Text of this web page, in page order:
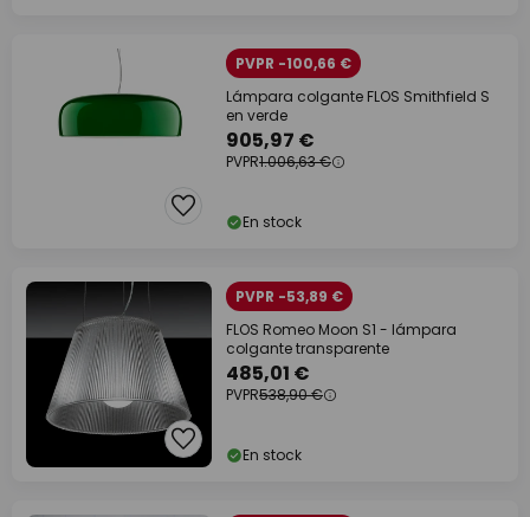
PVPR -100,66 €
Lámpara colgante FLOS Smithfield S
en verde
905,97 €
PVPR1.006,63 €
En stock
PVPR -53,89 €
FLOS Romeo Moon S1 - lámpara
colgante transparente
485,01 €
PVPR538,90 €
En stock